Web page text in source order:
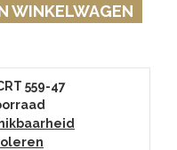
WINKELWAGEN
559-47